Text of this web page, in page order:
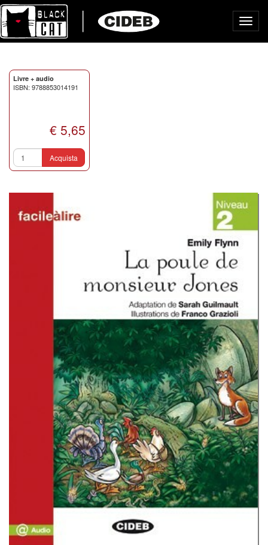
Livre + audio
ISBN: 9788853014191
€ 5,65
Acquista